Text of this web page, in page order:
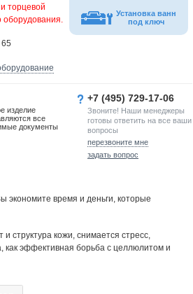
торцевой
оборудования.
Установка ванн
под ключ
изделие
все
документы
+7 (495) 729-17-06
Звоните! Наши менеджеры
готовы ответить на все ваши
вопросы
перезвоните мне
задать вопрос
экономите время и деньги, которые
структура кожи, снимается стресс,
эффективная борьба с целлюлитом и